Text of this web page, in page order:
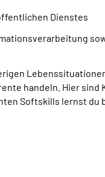
Dienstes
handeln. Hier
Softskills lernst du